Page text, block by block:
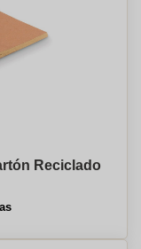
Reciclado